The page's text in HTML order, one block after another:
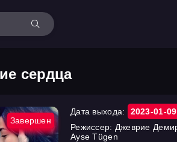
сердца
Завершен
Дата выхода:
2023-01-09
Режиссер: Джеврие
Ayse Tügen